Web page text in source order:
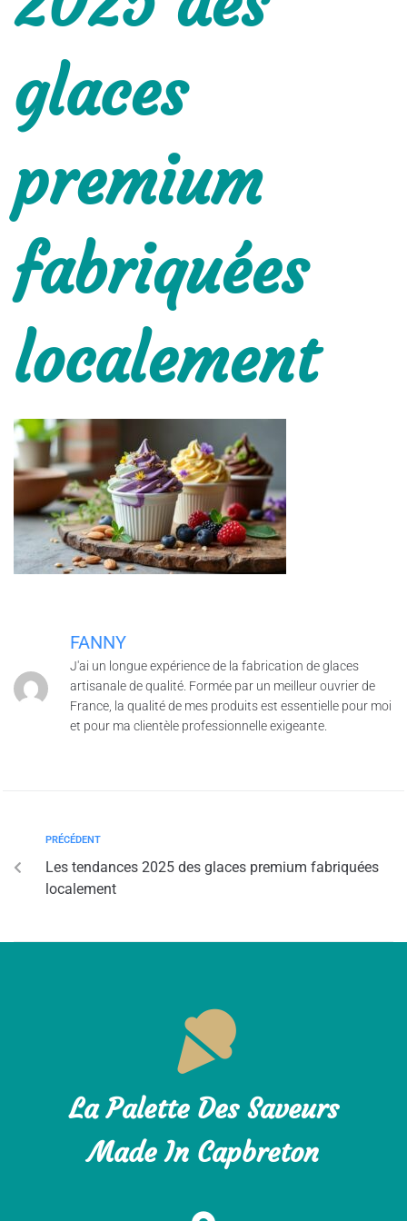
glaces
premium
fabriquées
localement
FANNY
J'ai un longue expérience de la fabrication de glaces
artisanale de qualité. Formée par un meilleur ouvrier de
France, la qualité de mes produits est essentielle pour moi
et pour ma clientèle professionnelle exigeante.
PRÉCÉDENT
Les tendances 2025 des glaces premium fabriquées
localement
La Palette Des Saveurs
Made In Capbreton